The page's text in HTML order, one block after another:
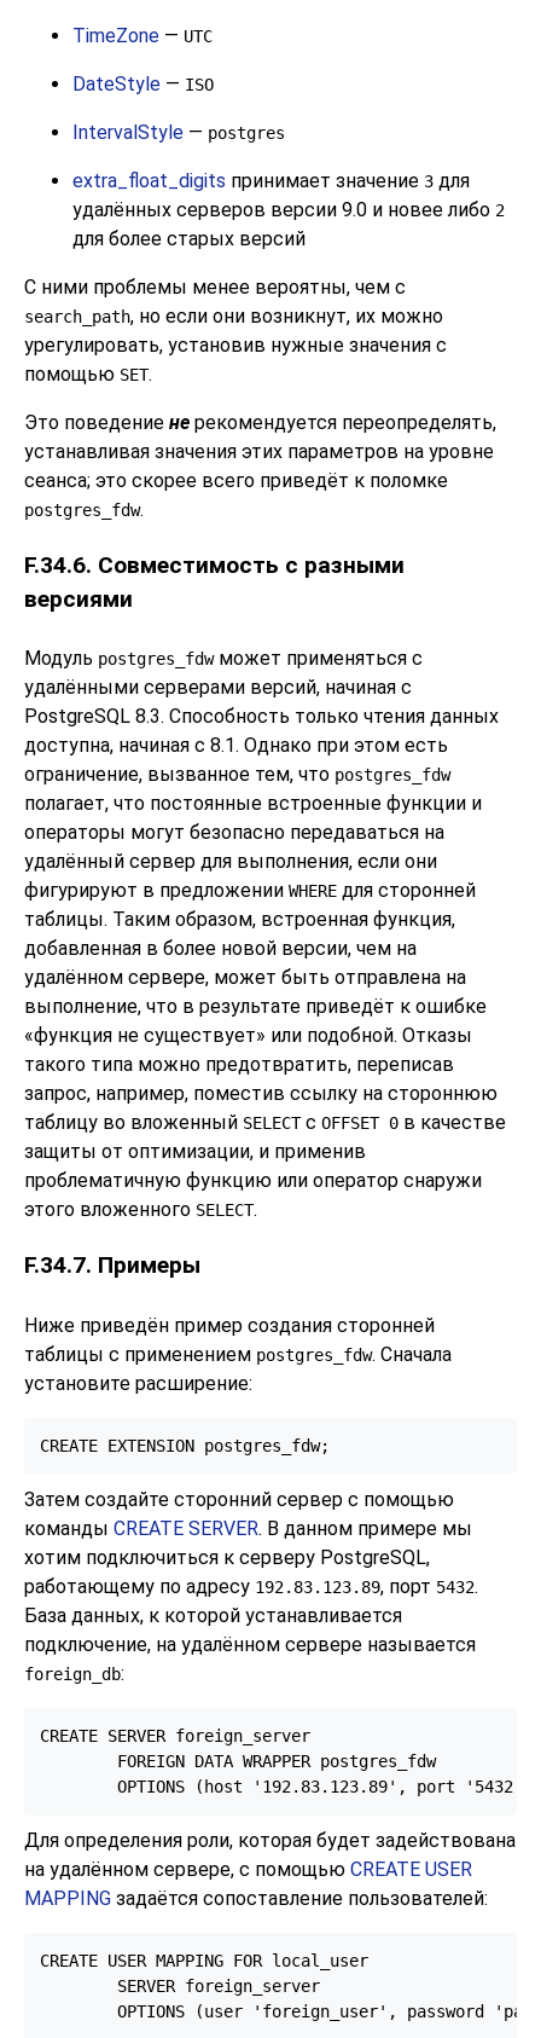
TimeZone — UTC
DateStyle — ISO
IntervalStyle — postgres
extra_float_digits принимает значение 3 для
удалённых серверов версии 9.0 и новее либо 2
для более старых версий
С ними проблемы менее вероятны, чем с
search_path, но если они возникнут, их можно
урегулировать, установив нужные значения с
помощью SET.
Это поведение не рекомендуется переопределять,
устанавливая значения этих параметров на уровне
сеанса; это скорее всего приведёт к поломке
postgres_fdw.
F.34.6. Совместимость с разными
версиями
Модуль postgres_fdwможет применяться с
удалёнными серверами версий, начиная с
PostgreSQL 8.3. Способность только чтения данных
доступна, начиная с 8.1. Однако при этом есть
ограничение, вызванное тем, что postgres_fdw
полагает, что постоянные встроенные функции и
операторы могут безопасно передаваться на
удалённый сервер для выполнения, если они
фигурируют в предложении WHERE для сторонней
таблицы. Таким образом, встроенная функция,
добавленная в более новой версии, чем на
удалённом сервере, может быть отправлена на
выполнение, что в результате приведёт к ошибке
«функция не существует» или подобной. Отказы
такого типа можно предотвратить, переписав
запрос, например, поместив ссылку на стороннюю
таблицу во вложенный SELECTс OFFSET 0 в качестве
защиты от оптимизации, и применив
проблематичную функцию или оператор снаружи
этого вложенного SELECT.
F.34.7. Примеры
Ниже приведён пример создания сторонней
таблицы с применением postgres_fdw. Сначала
установите расширение:
CREATE EXTENSION postgres_fdw;
Затем создайте сторонний сервер с помощью
команды CREATE SERVER. В данном примере мы
хотим подключиться к серверу PostgreSQL,
работающему по адресу 192.83.123.89, порт 5432.
База данных, к которой устанавливается
подключение, на удалённом сервере называется
foreign_db:
CREATE SERVER foreign_server
        FOREIGN DATA WRAPPER postgres_fdw
OPTIONS (host '192.83.123.89', port '5432',
Для определения роли, которая будет задействована
на удалённом сервере, с помощью CREATE USER
MAPPING задаётся сопоставление пользователей:
CREATE USER MAPPING FOR local_user
        SERVER foreign_server
OPTIONS (user 'foreign_user', password